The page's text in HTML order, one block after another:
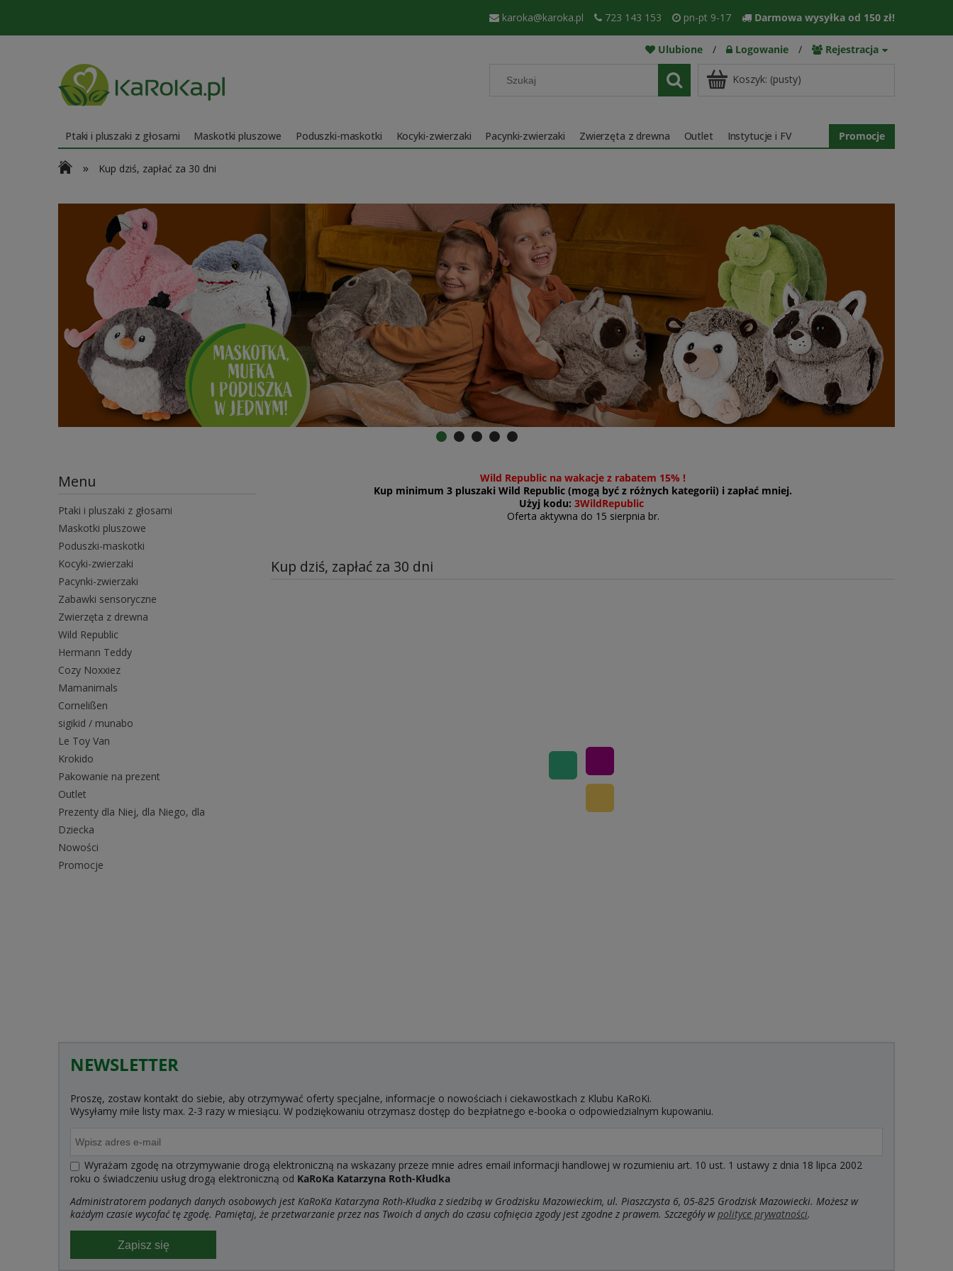
karoka@karoka.pl 723 143 153 pn-pt 9-17 Darmowa wysyłka od 150 zł!
Ulubione / Logowanie / Rejestracja
Koszyk: (pusty)
Ptaki i pluszaki z głosami Maskotki pluszowe Poduszki-maskotki Kocyki-zwierzaki Pacynki-zwierzaki Zwierzęta z drewna Outlet Instytucje i FV Promocje
» Kup dziś, zapłać za 30 dni
Menu
Ptaki i pluszaki z głosami
Maskotki pluszowe
Poduszki-maskotki
Kocyki-zwierzaki
Pacynki-zwierzaki
Zabawki sensoryczne
Zwierzęta z drewna
Wild Republic
Hermann Teddy
Cozy Noxxiez
Mamanimals
Cornelißen
sigikid / munabo
Le Toy Van
Krokido
Pakowanie na prezent
Outlet
Prezenty dla Niej, dla Niego, dla
Dziecka
Nowości
Promocje
Wild Republic na wakacje z rabatem 15% !
Kup minimum 3 pluszaki Wild Republic (mogą być z różnych kategorii) i zapłać mniej.
Użyj kodu: 3WildRepublic
Oferta aktywna do 15 sierpnia br.
Kup dziś, zapłać za 30 dni
NEWSLETTER
Proszę, zostaw kontakt do siebie, aby otrzymywać oferty specjalne, informacje o nowościach i ciekawostkach z Klubu KaRoKi.
Wysyłamy miłe listy max. 2-3 razy w miesiącu. W podziękowaniu otrzymasz dostęp do bezpłatnego e-booka o odpowiedzialnym kupowaniu.
Wyrażam zgodę na otrzymywanie drogą elektroniczną na wskazany przeze mnie adres email informacji handlowej w rozumieniu art. 10 ust. 1 ustawy z dnia 18 lipca 2002
roku o świadczeniu usług drogą elektroniczną od KaRoKa Katarzyna Roth-Kłudka
Administratorem podanych danych osobowych jest KaRoKa Katarzyna Roth-Kłudka z siedzibą w Grodzisku Mazowieckim, ul. Piaszczysta 6, 05-825 Grodzisk Mazowiecki. Możesz w
każdym czasie wycofać tę zgodę. Pamiętaj, że przetwarzanie przez nas Twoich d anych do czasu cofnięcia zgody jest zgodne z prawem. Szczegóły wpolityce prywatności.
Zapisz się